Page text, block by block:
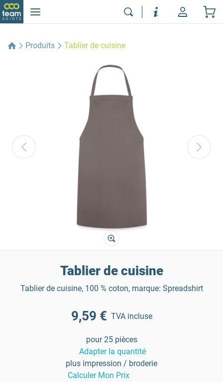
Produits Tablier de cuisine
Tablier de cuisine
Tablier de cuisine, 100 % coton, marque: Spreadshirt
9,59 € TVA incluse
pour 25 pièces
Adapter la quantité
plus impression / broderie
Calculer Mon Prix